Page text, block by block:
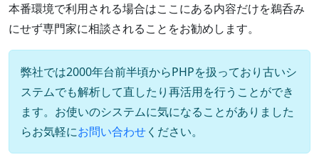
本番環境で利用される場合はここにある内容だけを鵜呑み
にせず専門家に相談されることをお勧めします。
弊社では2000年台前半頃からPHPを扱っており古いシ
ステムでも解析して直したり再活用を行うことができ
ます。お使いのシステムに気になることがありました
らお気軽にお問い合わせください。